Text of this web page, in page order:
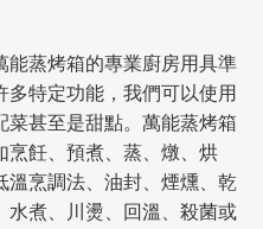
能蒸烤箱的專業廚房用具準
特定功能，我們可以使用
甚至是甜點。萬能蒸烤箱
烹飪、預煮、蒸、燉、烘
溫烹調法、油封、煙燻、乾
水煮、川燙、回溫、殺菌或